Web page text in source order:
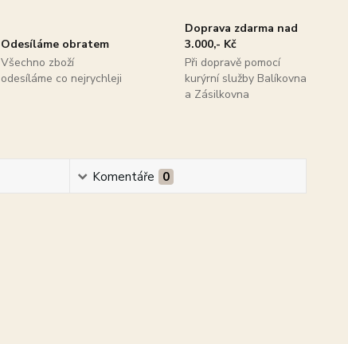
Odesíláme obratem
Všechno zboží
odesíláme co nejrychleji
Doprava zdarma nad
3.000,- Kč
Při dopravě pomocí
kurýrní služby Balíkovna
a Zásilkovna
Komentáře 0